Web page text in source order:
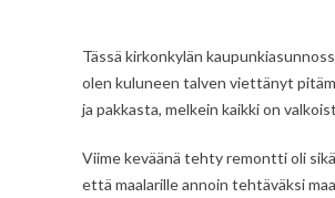
Tässä kirkonkylän
olen kuluneen talven viettänyt
ja pakkasta, melkein kaikki on
Viime keväänä tehty remontti oli
että maalarille annoin tehtäväksi